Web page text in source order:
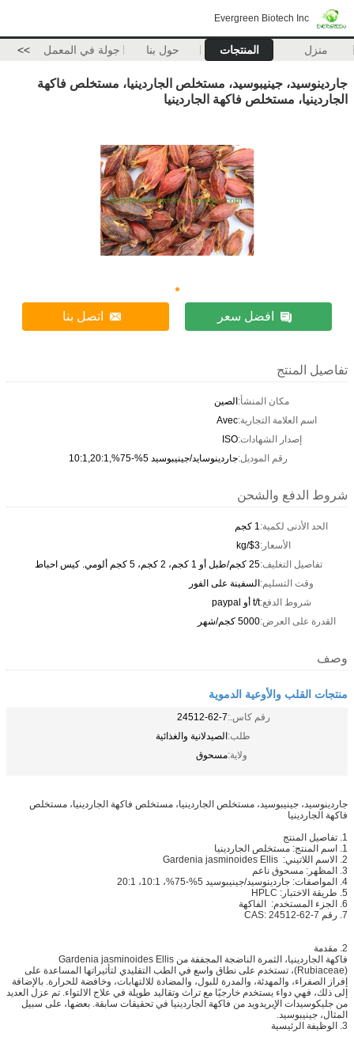
Evergreen Biotech Inc
منزل المنتجات حول بنا جولة في المعمل >>
جاردينوسيد، جينيبوسيد، مستخلص الجاردينيا، مستخلص فاكهة
الجاردينيا، مستخلص فاكهة الجاردينيا
افضل سعر اتصل بنا
تفاصيل المنتج
مكان المنشأ:الصين
اسم العلامة التجارية:Avec
إصدار الشهادات:ISO
رقم الموديل:جاردينوسايد/جينيبوسيد 5%-75%,10:1,20:1
شروط الدفع والشحن
الحد الأدنى لكمية:1 كجم
الأسعار:$3/kg
تفاصيل التغليف:25 كجم/طبل أو 1 كجم، 2 كجم، 5 كجم ألومي. كيس احباط
وقت التسليم:السفينة على الفور
شروط الدفع:t/t أو paypal
القدرة على العرض:5000 كجم/شهر
وصف
منتجات القلب والأوعية الدموية
رقم كاس.:24512-62-7
طلب:الصيدلانية والغذائية
ولاية:مسحوق
جاردينوسيد، جينيبوسيد، مستخلص الجاردينيا، مستخلص فاكهة الجاردينيا، مستخلص
فاكهة الجاردينيا
1. تفاصيل المنتج
1. اسم المنتج: مستخلص الجاردينيا
2. الاسم اللاتيني: Gardenia jasminoides Ellis
3. المظهر: مسحوق ناعم
4. المواصفات: جاردينوسيد/جينيبوسيد 5%-75%، 10:1، 20:1
5. طريقة الاختبار: HPLC
6. الجزء المستخدم: الفاكهة
7. رقم CAS: 24512-62-7
2. مقدمة
فاكهة الجاردينيا، الثمرة الناضجة المجففة من Gardenia jasminoides Ellis
(Rubiaceae)، تستخدم على نطاق واسع في الطب التقليدي لتأثيراتها المساعدة على
إفراز الصفراء، والمهدئة، والمدرة للبول، والمضادة للالتهابات، وخافضة للحرارة. بالإضافة
إلى ذلك، فهي دواء يستخدم خارجيًا مع تراث وتقاليد طويلة في علاج الالتواء. تم عزل العديد
من جليكوسيدات الإيريدويد من فاكهة الجاردينيا في تحقيقات سابقة. بعضها، على سبيل
المثال، جينيبوسيد.
3. الوظيفة الرئيسية